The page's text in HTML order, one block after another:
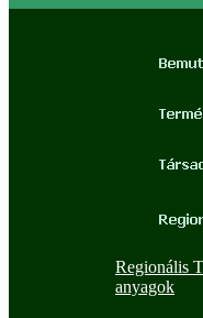
Regionális
anyagok